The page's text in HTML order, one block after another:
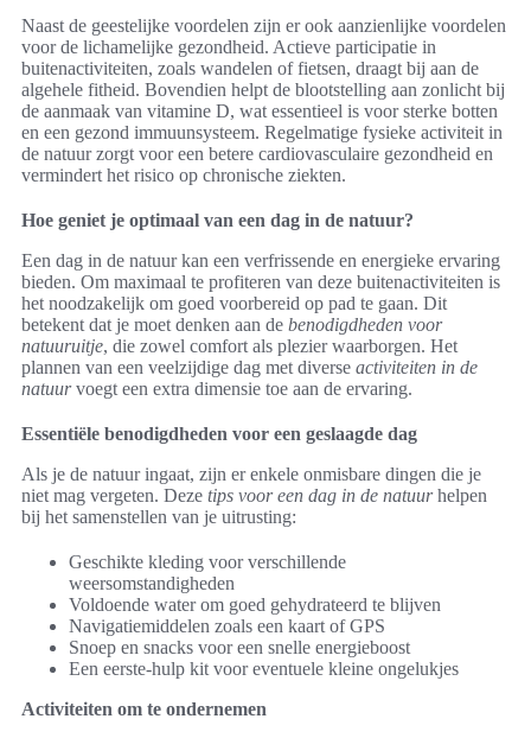
Naast de geestelijke voordelen zijn er ook aanzienlijke voordelen
voor de lichamelijke gezondheid. Actieve participatie in
buitenactiviteiten, zoals wandelen of fietsen, draagt bij aan de
algehele fitheid. Bovendien helpt de blootstelling aan zonlicht bij
de aanmaak van vitamine D, wat essentieel is voor sterke botten
en een gezond immuunsysteem. Regelmatige fysieke activiteit in
de natuur zorgt voor een betere cardiovasculaire gezondheid en
vermindert het risico op chronische ziekten.
Hoe geniet je optimaal van een dag in de natuur?
Een dag in de natuur kan een verfrissende en energieke ervaring
bieden. Om maximaal te profiteren van deze buitenactiviteiten is
het noodzakelijk om goed voorbereid op pad te gaan. Dit
betekent dat je moet denken aan de benodigdheden voor
natuuruitje, die zowel comfort als plezier waarborgen. Het
plannen van een veelzijdige dag met diverse activiteiten in de
natuurvoegt een extra dimensie toe aan de ervaring.
Essentiële benodigdheden voor een geslaagde dag
Als je de natuur ingaat, zijn er enkele onmisbare dingen die je
niet mag vergeten. Deze tips voor een dag in de natuurhelpen
bij het samenstellen van je uitrusting:
Geschikte kleding voor verschillende
weersomstandigheden
Voldoende water om goed gehydrateerd te blijven
Navigatiemiddelen zoals een kaart of GPS
Snoep en snacks voor een snelle energieboost
Een eerste-hulp kit voor eventuele kleine ongelukjes
Activiteiten om te ondernemen